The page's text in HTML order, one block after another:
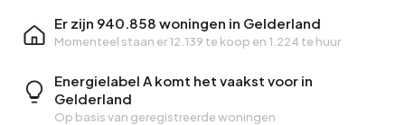
Er zijn 940.858 woningen in Gelderland
Momenteel staan er12.139 te koop en 1.224 te huur
Energielabel A komt het vaakst voor in
Gelderland
Op basis van geregistreerde woningen